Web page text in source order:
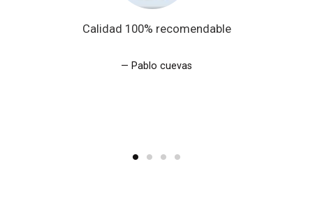
Calidad 100% recomendable
Pablo cuevas